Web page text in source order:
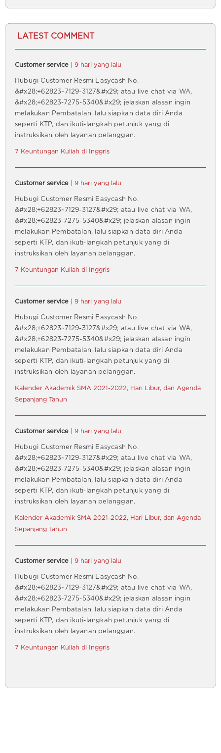
LATEST COMMENT
Customer service | 9 hari yang lalu
Hubugi Customer Resmi Easycash No.
&#x28;+62823~7129-3127&#x29; atau live chat via WA,
&#x28;+62823-7275-5340&#x29; jelaskan alasan ingin
melakukan Pembatalan, lalu siapkan data diri Anda
seperti KTP, dan ikuti-langkah petunjuk yang di
instruksikan oleh layanan pelanggan.
7 Keuntungan Kuliah di Inggris
Customer service | 9 hari yang lalu
Hubugi Customer Resmi Easycash No.
&#x28;+62823~7129-3127&#x29; atau live chat via WA,
&#x28;+62823-7275-5340&#x29; jelaskan alasan ingin
melakukan Pembatalan, lalu siapkan data diri Anda
seperti KTP, dan ikuti-langkah petunjuk yang di
instruksikan oleh layanan pelanggan.
7 Keuntungan Kuliah di Inggris
Customer service | 9 hari yang lalu
Hubugi Customer Resmi Easycash No.
&#x28;+62823~7129-3127&#x29; atau live chat via WA,
&#x28;+62823-7275-5340&#x29; jelaskan alasan ingin
melakukan Pembatalan, lalu siapkan data diri Anda
seperti KTP, dan ikuti-langkah petunjuk yang di
instruksikan oleh layanan pelanggan.
Kalender Akademik SMA 2021-2022, Hari Libur, dan Agenda
Sepanjang Tahun
Customer service | 9 hari yang lalu
Hubugi Customer Resmi Easycash No.
&#x28;+62823~7129-3127&#x29; atau live chat via WA,
&#x28;+62823-7275-5340&#x29; jelaskan alasan ingin
melakukan Pembatalan, lalu siapkan data diri Anda
seperti KTP, dan ikuti-langkah petunjuk yang di
instruksikan oleh layanan pelanggan.
Kalender Akademik SMA 2021-2022, Hari Libur, dan Agenda
Sepanjang Tahun
Customer service | 9 hari yang lalu
Hubugi Customer Resmi Easycash No.
&#x28;+62823~7129-3127&#x29; atau live chat via WA,
&#x28;+62823-7275-5340&#x29; jelaskan alasan ingin
melakukan Pembatalan, lalu siapkan data diri Anda
seperti KTP, dan ikuti-langkah petunjuk yang di
instruksikan oleh layanan pelanggan.
7 Keuntungan Kuliah di Inggris